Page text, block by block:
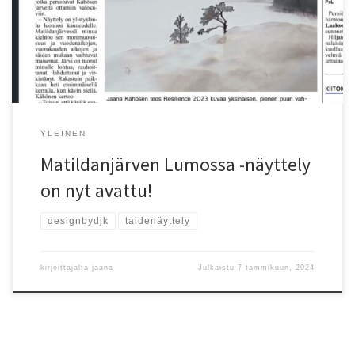
tutustumaan näyttelyyn Marinan aukioloaikoina 26.4. asti, pe 15-22,
la 11-22 ja su 11-18.
YLEINEN
Matildanjärven Lumossa -näyttely
on nyt avattu!
designbydjk taidenäyttely
kirjoittajalta jaana Julkaistu7 tammikuun, 2024